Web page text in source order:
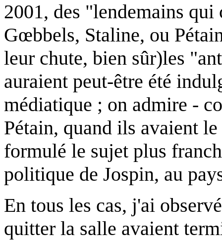
2001, des "lendemains
Gœbbels, Staline, ou
leur chute, bien sûr)les
auraient peut-être été
médiatique ; on admire -
Pétain, quand ils avaient
formulé le sujet plus
politique de Jospin, au
En tous les cas, j'ai
quitter la salle avaient